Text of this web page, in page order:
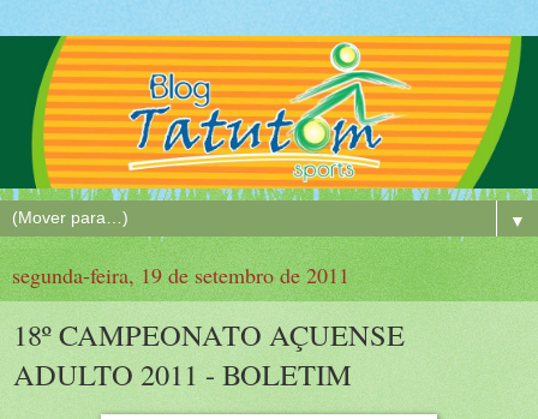
▼
segunda-feira, 19 de setembro de 2011
18º CAMPEONATO AÇUENSE
ADULTO 2011 - BOLETIM